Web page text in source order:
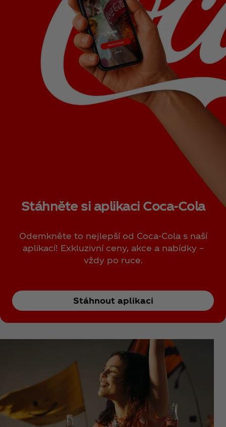
Stáhněte si aplikaci Coca‑Cola
Odemkněte to nejlepší od Coca‑Cola s naší
aplikací! Exkluzivní ceny, akce a nabídky –
vždy po ruce.
Stáhnout aplikaci